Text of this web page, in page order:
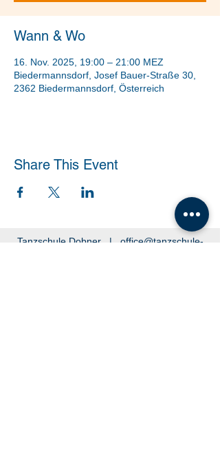
Wann & Wo
16. Nov. 2025, 19:00 – 21:00 MEZ
Biedermannsdorf, Josef Bauer-Straße 30,
2362 Biedermannsdorf, Österreich
Share This Event
Tanzschule Dobner | office@tanzschule-